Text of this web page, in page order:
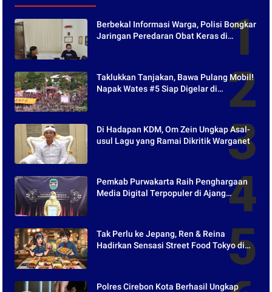
Berbekal Informasi Warga, Polisi Bongkar
Jaringan Peredaran Obat Keras di
Taklukkan Tanjakan, Bawa Pulang Mobil!
Napak Wates #5 Siap Digelar di
Di Hadapan KDM, Om Zein Ungkap Asal-
usul Lagu yang Ramai Dikritik Warganet
Pemkab Purwakarta Raih Penghargaan
Media Digital Terpopuler di Ajang
Tak Perlu ke Jepang, Ren & Reina
Hadirkan Sensasi Street Food Tokyo di
Polres Cirebon Kota Berhasil Ungkap